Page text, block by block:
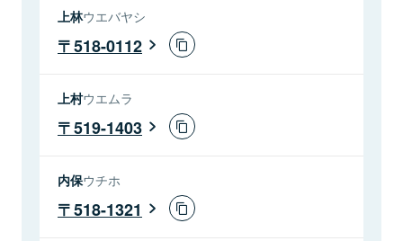
上林ウエバヤシ
518-0112
上村ウエムラ
519-1403
内保ウチホ
518-1321